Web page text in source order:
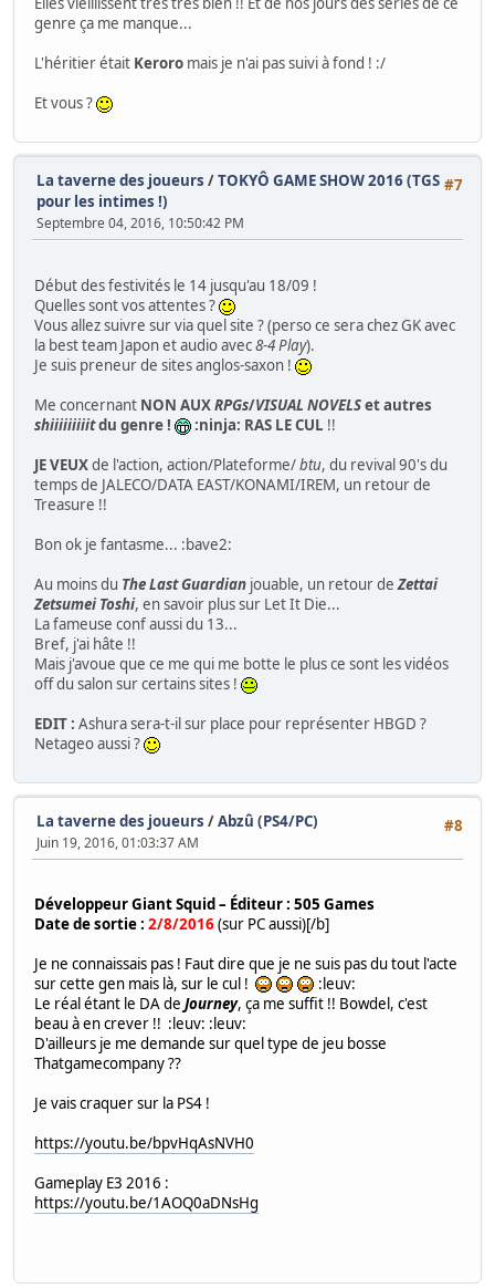
genre ça me manque...
L'héritier était Keroro mais je n'ai pas suivi à fond ! :/
Et vous ?
#7
La taverne des joueurs /TOKYÔ GAME SHOW 2016 (TGS
pour les intimes !)
Septembre 04, 2016, 10:50:42 PM
Début des festivités le 14 jusqu'au 18/09 !
Quelles sont vos attentes ?
Vous allez suivre sur via quel site ? (perso ce sera chez GK avec
la best team Japon et audio avec8-4 Play).
Je suis preneur de sites anglos-saxon !
Me concernant NON AUXRPGs/VISUAL NOVELSet autres
shiiiiiiiiitdu genre ! :ninja: RAS LE CUL !!
JE VEUXde l'action, action/Plateforme/btu, du revival 90's du
temps de JALECO/DATA EAST/KONAMI/IREM, un retour de
Treasure !!
Bon ok je fantasme... :bave2:
Au moins du The Last Guardian jouable, un retour deZettai
Zetsumei Toshi, en savoir plus sur Let It Die...
La fameuse conf aussi du 13...
Bref, j'ai hâte !!
Mais j'avoue que ce me qui me botte le plus ce sont les vidéos
off du salon sur certains sites !
EDIT : Ashura sera-t-il sur place pour représenter HBGD ?
Netageo aussi ?
#8
La taverne des joueurs /Abzû (PS4/PC)
Juin 19, 2016, 01:03:37 AM
Développeur Giant Squid – Éditeur : 505 Games
Date de sortie : 2/8/2016(sur PC aussi)[/b]
Je ne connaissais pas ! Faut dire que je ne suis pas du tout l'acte
sur cette gen mais là, sur le cul !
:leuv:
Le réal étant le DA de Journey, ça me suffit !! Bowdel, c'est
beau à en crever !! :leuv: :leuv:
D'ailleurs je me demande sur quel type de jeu bosse
Thatgamecompany ??
Je vais craquer sur la PS4 !
https://youtu.be/bpvHqAsNVH0
Gameplay E3 2016 :
https://youtu.be/1AOQ0aDNsHg